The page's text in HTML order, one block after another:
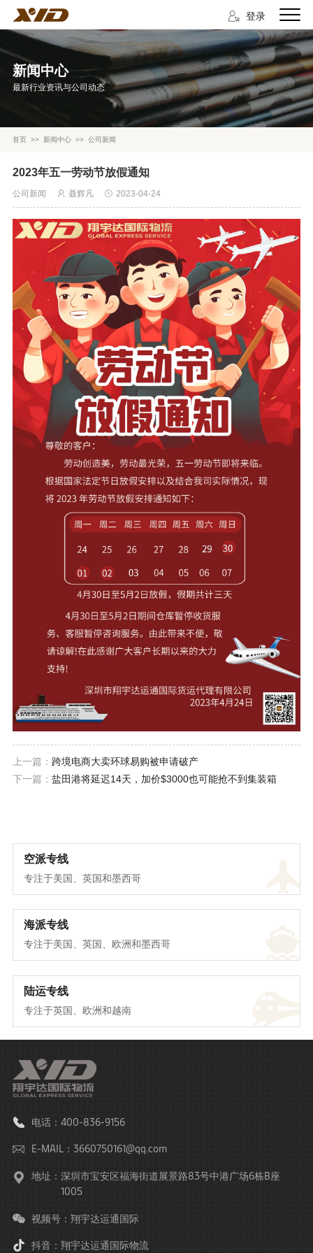
登录
新闻中心
最新行业资讯与公司动态
首页>> 新闻中心>> 公司新闻
2023年五一劳动节放假通知
公司新闻 聂辉凡 2023-04-24
上一篇： 跨境电商大卖环球易购被申请破产
下一篇： 盐田港将延迟14天，加价$3000也可能抢不到集装箱
空派专线
专注于美国、英国和墨西哥
海派专线
专注于美国、英国、欧洲和墨西哥
陆运专线
专注于英国、欧洲和越南
电话：400-836-9156
E-MAIL：3660750161@qq.com
地址： 深圳市宝安区福海街道展景路83号中港广场6栋B座
1005
视频号：翔宇达运通国际
抖音：翔宇达运通国际物流